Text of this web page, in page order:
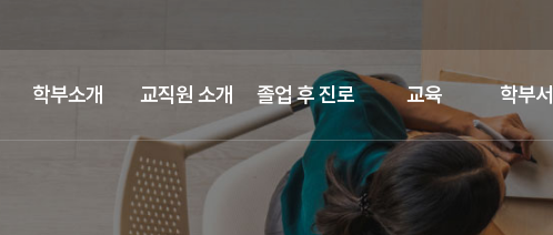
학부소개 교직원 소개 졸업 후 진로 교육 학부